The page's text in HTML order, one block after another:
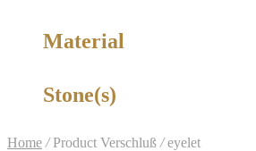
Material
Stone(s)
Home /Product Verschluß /eyelet